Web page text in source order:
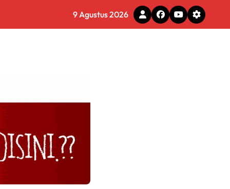
Ganja Asal Thailand
Jembatan CBL
9 Agustus 2026